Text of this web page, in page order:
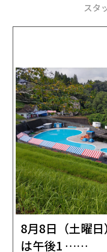
スタ
8月8日（土曜
は午後1 ……